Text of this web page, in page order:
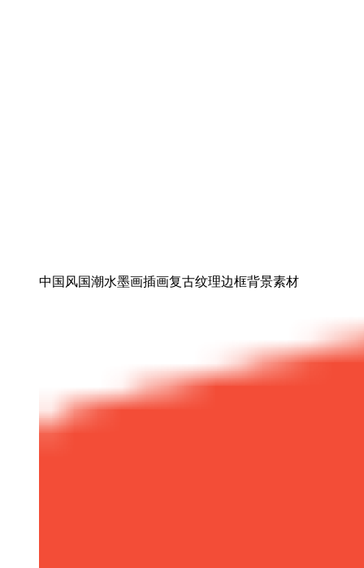
中国风国潮水墨画插画复古纹理边框背景素材